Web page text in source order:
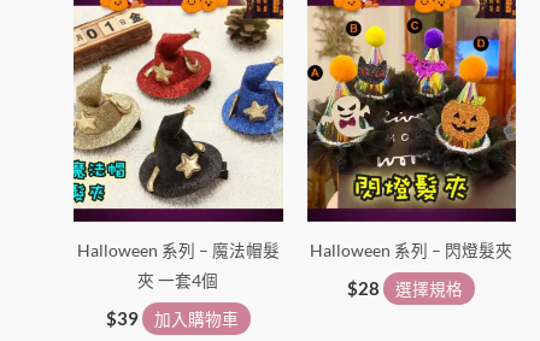
項
Halloween 系列 – 魔法帽髮
夾 一套4個
$39 加入購物車
Halloween 系列 – 閃燈髮夾
$28 選擇規格
品
有
多
種
款
式。
可
在
產
品